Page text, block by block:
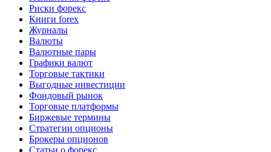
Риски форекс
Книги forex
Журналы
Валюты
Валютные пары
Графики валют
Торговые тактики
Выгодные инвестиции
Фондовый рынок
Торговые платформы
Биржевые термины
Стратегии опционы
Брокеры опционов